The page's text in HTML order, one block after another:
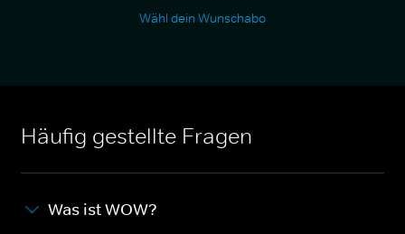
Wähl dein Wunschabo
Häufig gestellte Fragen
Was ist WOW?